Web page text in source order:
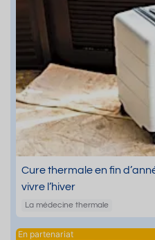
Cure thermale en fin
vivre l’hiver
La médecine thermale